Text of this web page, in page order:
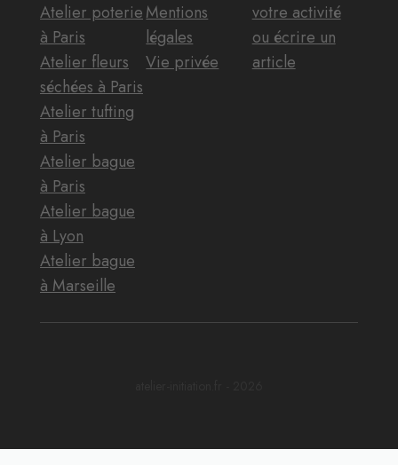
Atelier poterie
à Paris
Atelier fleurs
séchées à Paris
Atelier tufting
à Paris
Atelier bague
à Paris
Atelier bague
à Lyon
Atelier bague
à Marseille
Mentions
légales
Vie privée
votre activité
ou écrire un
article